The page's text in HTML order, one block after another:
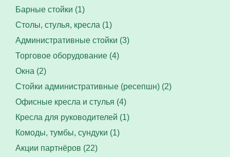
Барные стойки (1)
Столы, стулья, кресла (1)
Административные стойки (3)
Торговое оборудование (4)
Окна (2)
Стойки административные (ресепшн) (2)
Офисные кресла и стулья (4)
Кресла для руководителей (1)
Комоды, тумбы, сундуки (1)
Акции партнёров (22)